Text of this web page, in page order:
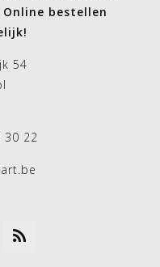
bestellen
54
30 22